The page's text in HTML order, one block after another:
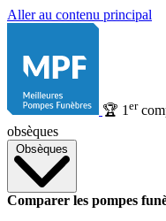
Aller au contenu principal
🏆 1 er
obsèques
Obsèques
Comparer les pompes